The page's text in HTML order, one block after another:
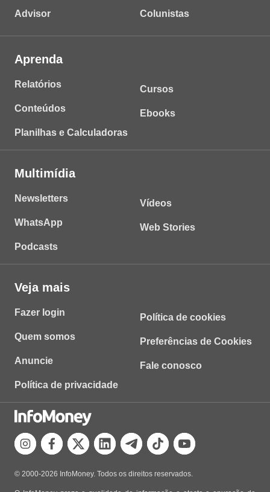
Advisor Colunistas
Aprenda
Relatórios
Conteúdos
Planilhas e Calculadoras
Cursos
Ebooks
Multimídia
Newsletters
WhatsApp
Podcasts
Vídeos
Web Stories
Veja mais
Fazer login
Quem somos
Anuncie
Política de privacidade
Política de cookies
Preferências de Cookies
Fale conosco
© 2000-2026 InfoMoney. Todos os direitos reservados.